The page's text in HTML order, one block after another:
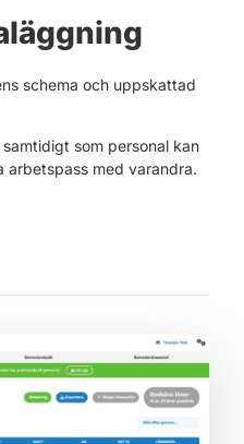
schema och uppskattad
som personal kan
med varandra.